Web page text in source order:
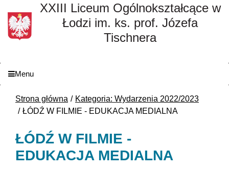
XXIII Liceum Ogólnokształcące w
Łodzi im. ks. prof. Józefa
Tischnera
Menu
Strona główna
Kategoria: Wydarzenia 2022/2023
ŁÓDŹ W FILMIE - EDUKACJA MEDIALNA
ŁÓDŹ W FILMIE -
EDUKACJA MEDIALNA